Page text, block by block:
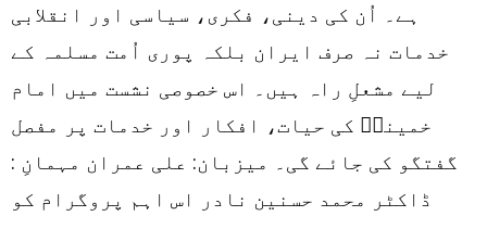
ہے۔ اُن کی دینی، فکری، سیاسی اور انقلابی
خدمات نہ صرف ایران بلکہ پوری اُمت مسلمہ کے
لیے مشعلِ راہ ہیں۔ اس خصوصی نشست میں امام
خمینیؒ کی حیات، افکار اور خدمات پر مفصل
گفتگو کی جائے گی۔ میزبان: علی عمران مہمانِ :
ڈاکٹر محمد حسنین نادر اس اہم پروگرام کو